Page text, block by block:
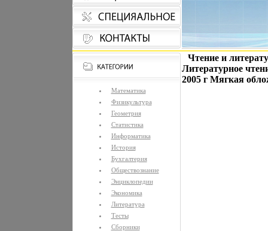
Математика
Физикультура
Геометрия
Статистика
Информатика
История
Бухгалтерия
Обществознание
Энциклопедии
Экономика
Литература
Тесты
Сборники
Чтение и
Литературное
2005 г Мягкая